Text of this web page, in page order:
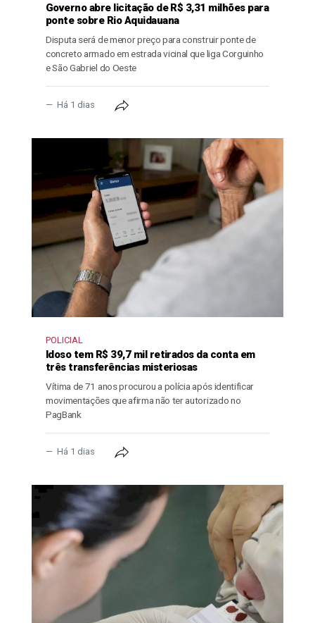
Governo abre licitação de R$ 3,31 milhões para
ponte sobre Rio Aquidauana
Disputa será de menor preço para construir ponte de
concreto armado em estrada vicinal que liga Corguinho
e São Gabriel do Oeste
Há 1 dias
POLICIAL
Idoso tem R$ 39,7 mil retirados da conta em
três transferências misteriosas
Vítima de 71 anos procurou a polícia após identificar
movimentações que afirma não ter autorizado no
PagBank
Há 1 dias